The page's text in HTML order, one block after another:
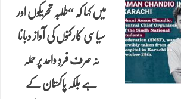
میں کہا کہ “طلبہ تحریکوں اور
سیاسی کارکنوں کی آواز دبانا
نہ صرف فردِ واحد پر حملہ
ہے بلکہ پاکستان کے